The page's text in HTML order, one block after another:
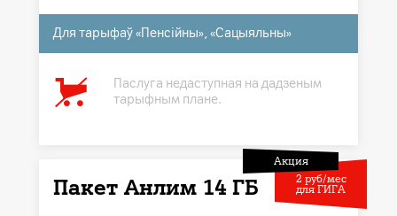
Для тарыфаў «Пенсійны», «Сацыяльны»
Паслуга недаступная на дадзеным
тарыфным плане.
2 руб/мес
для ГИГА
Акция
Пакет Анлим 14 ГБ